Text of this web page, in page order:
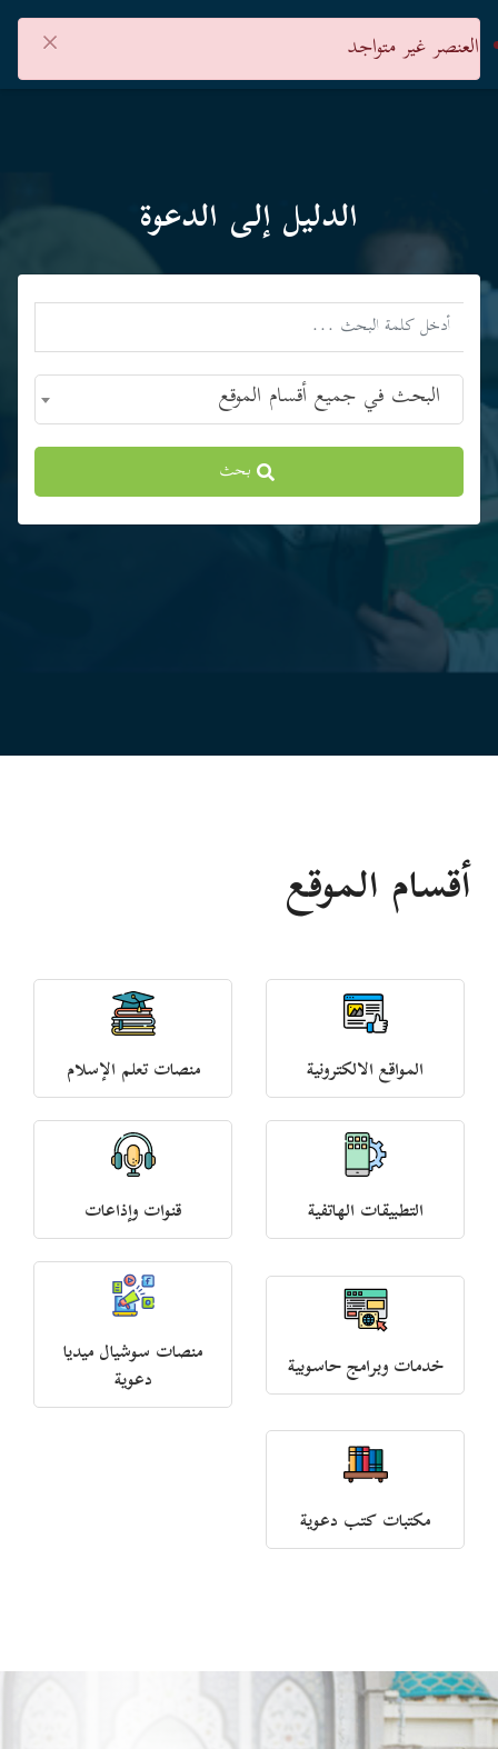
العنصر غير متواجد ×
الدليل إلى الدعوة
البحث في جميع أقسام الموقع
بحث
أقسام الموقع
المواقع الالكترونية منصات تعلم الإسلام
التطبيقات الهاتفية قنوات وإذاعات
خدمات وبرامج حاسوبية
منصات سوشيال ميديا
دعوية
مكتبات كتب دعوية